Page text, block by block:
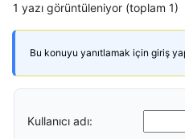
1 yazı görüntüleniyor (toplam 1)
Bu konuyu yanıtlamak için giriş
Kullanıcı adı: